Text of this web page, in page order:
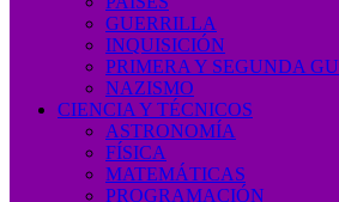
GUERRILLA
INQUISICIÓN
PRIMERA Y SEGUNDA
NAZISMO
CIENCIA Y TÉCNICOS
ASTRONOMÍA
FÍSICA
MATEMÁTICAS
PROGRAMACIÓN